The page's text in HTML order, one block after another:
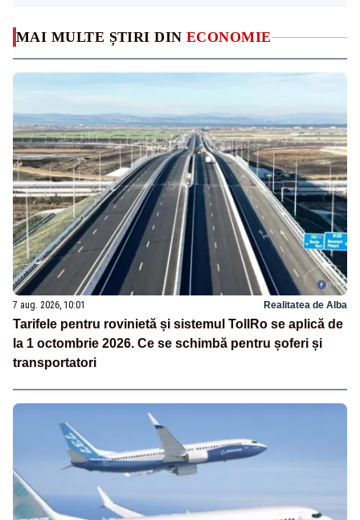
MAI MULTE ȘTIRI DIN ECONOMIE
7 aug. 2026, 10:01 Realitatea de Alba
Tarifele pentru rovinietă și sistemul TollRo se aplică de
la 1 octombrie 2026. Ce se schimbă pentru șoferi și
transportatori